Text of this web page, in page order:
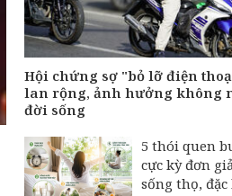
Không được
tiền của người
bảo hiểm y tế
không khám
cầu
Hội chứng sợ
không nhỏ
sống
Hội chứng sợ "bỏ lỡ điện
lan rộng, ảnh hưởng không
đời sống
5 thói quen
cực kỳ đơn
sống thọ,